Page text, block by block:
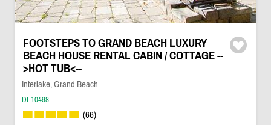
FOOTSTEPS TO GRAND BEACH LUXURY
BEACH HOUSE RENTAL CABIN / COTTAGE --
>HOT TUB<--
Interlake, Grand Beach
DI-10498
(66)